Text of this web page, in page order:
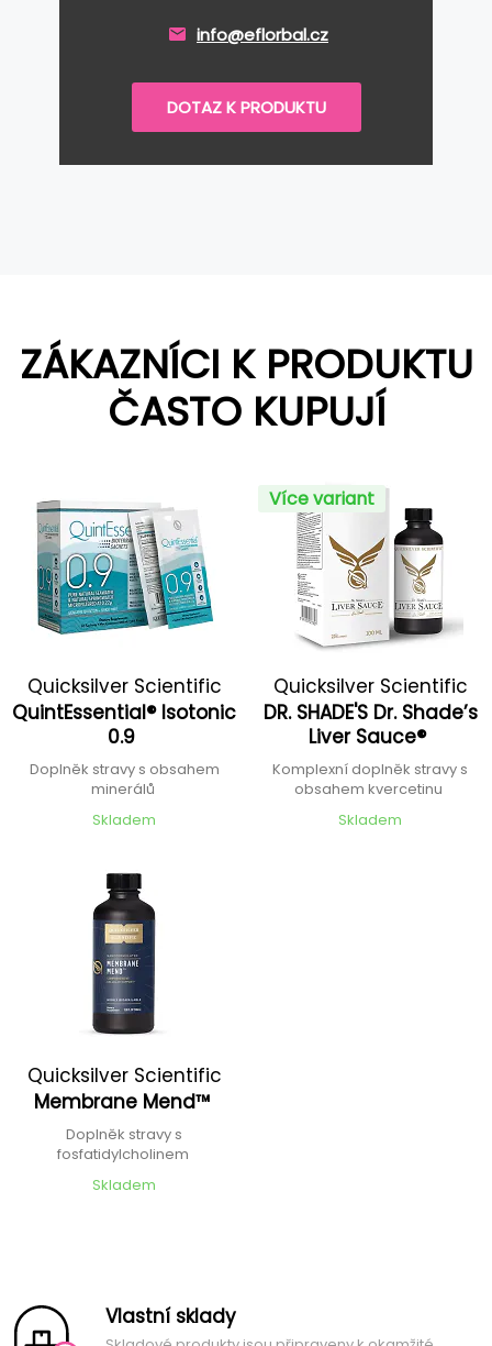
info@eflorbal.cz
DOTAZ K PRODUKTU
ZÁKAZNÍCI K PRODUKTU
ČASTO KUPUJÍ
Quicksilver Scientific
QuintEssential® Isotonic
0.9
Doplněk stravy s obsahem
minerálů
Skladem
Více variant
Quicksilver Scientific
DR. SHADE'S Dr. Shade’s
Liver Sauce®
Komplexní doplněk stravy s
obsahem kvercetinu
Skladem
Quicksilver Scientific
Membrane Mend™
Doplněk stravy s
fosfatidylcholinem
Skladem
Vlastní sklady